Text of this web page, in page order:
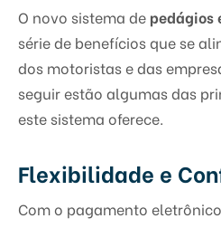
O novo sistema de pedágios
série de benefícios que se
dos motoristas e das
seguir estão algumas das
este sistema oferece.
Flexibilidade e
Com o pagamento